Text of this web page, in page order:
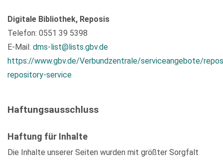
Digitale Bibliothek, Reposis
Telefon: 0551 39 5398
E-Mail: dms-list@lists.gbv.de
https://www.gbv.de/Verbundzentrale/serviceangebote/
repository-service
Haftungsausschluss
Haftung für Inhalte
Die Inhalte unserer Seiten wurden mit größter Sorgfalt